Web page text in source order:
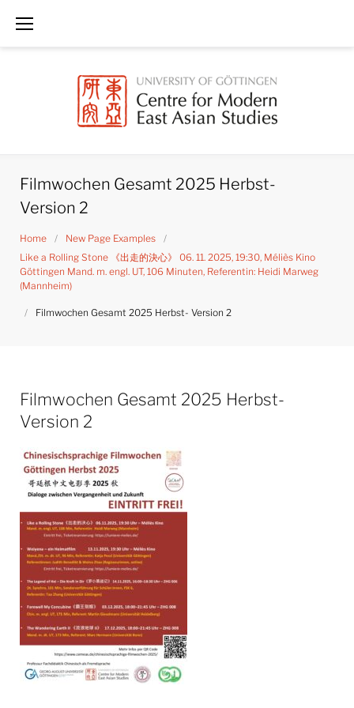
Filmwochen Gesamt 2025 Herbst-
Version 2
Home / New Page Examples
/
Like a Rolling Stone 《出走的決心》 06. 11. 2025, 19:30, Méliès Kino
Göttingen Mand. m. engl. UT, 106 Minuten, Referentin: Heidi Marweg
(Mannheim)
/ Filmwochen Gesamt 2025 Herbst- Version 2
Filmwochen Gesamt 2025 Herbst-
Version 2